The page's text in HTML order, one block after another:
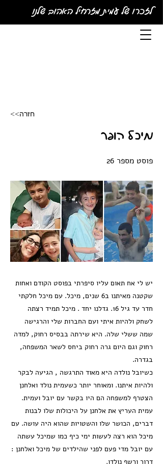
לזכרו של עמית מזרחיל האהוב שלנו
<<חזרה
מיכל הופר
פוסט מספר 26
יש לי אח תאום עליו סיפרתי בפוסט הקודם ואחות
שקטנה מאיתנו ב6 שנים, מיכל. עם מיכל חלקתי
חדר עד גיל 16. גדלנו יחד . מיכל תמיד רצתה
לשחק ולהיות איתי ועם החברות שלי והרגישה
שמה ששלי שלה. היא שירתה בבסיס רחוק, למדה
רחוק וגם היום גרה רחוק ביחס לשאר המשפחה,
בגדרה.
כשיובל נולדה היא מאוד התרגשה , הגיעה לבקר
ולהיות איתנו. ומאוחר יותר כשעמית נולד ואלחנן
הצטרף למשפחה הם היו בקשר עם יובל ועמית.
עמית העריץ את אלחנן על היכולות שלו לבנות
דברים, הכושר שלו והשטויות שהוא היה עושה. עם
מיכל הוא רצה לעשות ימי כיף כמו שמיכל עשתה
עם יובל מדי פעם לפני שהילדים של מיכל ואלחנן :
דרור ורשף נולדו.